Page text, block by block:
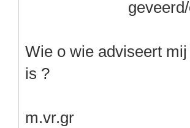
geveerd/
Wie o wie adviseert
is ?
m.vr.gr